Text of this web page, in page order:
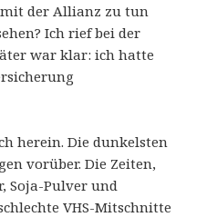
der Allianz zu tun
Ich rief bei der
war klar: ich hatte
herein. Die dunkelsten
vorüber. Die Zeiten,
Soja-Pulver und
VHS-Mitschnitte